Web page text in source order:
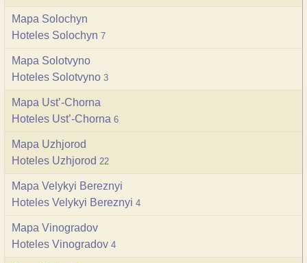
Mapa Solochyn
Hoteles Solochyn 7
Mapa Solotvyno
Hoteles Solotvyno 3
Mapa Ust’-Chorna
Hoteles Ust’-Chorna 6
Mapa Uzhjorod
Hoteles Uzhjorod 22
Mapa Velykyi Bereznyi
Hoteles Velykyi Bereznyi 4
Mapa Vinogradov
Hoteles Vinogradov 4